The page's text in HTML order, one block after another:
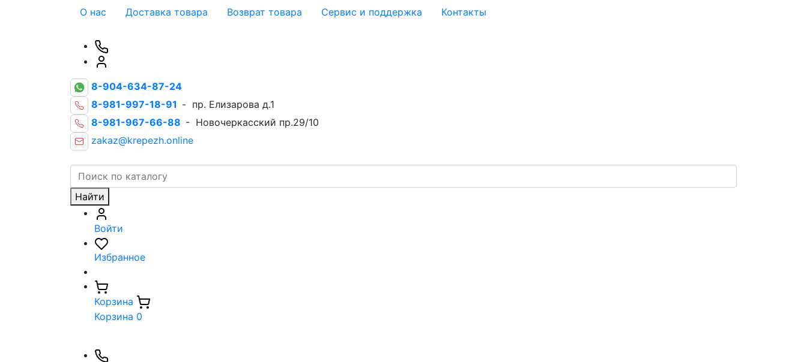
О нас Доставка товара Возврат товара Сервис и поддержка Контакты
8-904-634-87-24
8-981-997-18-91 - пр. Елизарова д.1
8-981-967-66-88 - Новочеркасский пр.29/10
zakaz@krepezh.online
Найти
Войти
Избранное
Корзина
Корзина 0